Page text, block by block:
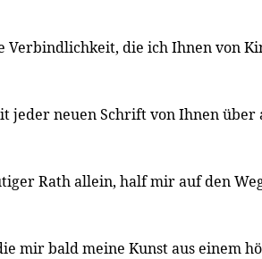
Verbindlichkeit, die ich Ihnen von
jeder neuen Schrift von Ihnen
Rath allein, half mir auf den
mir bald meine Kunst aus einem